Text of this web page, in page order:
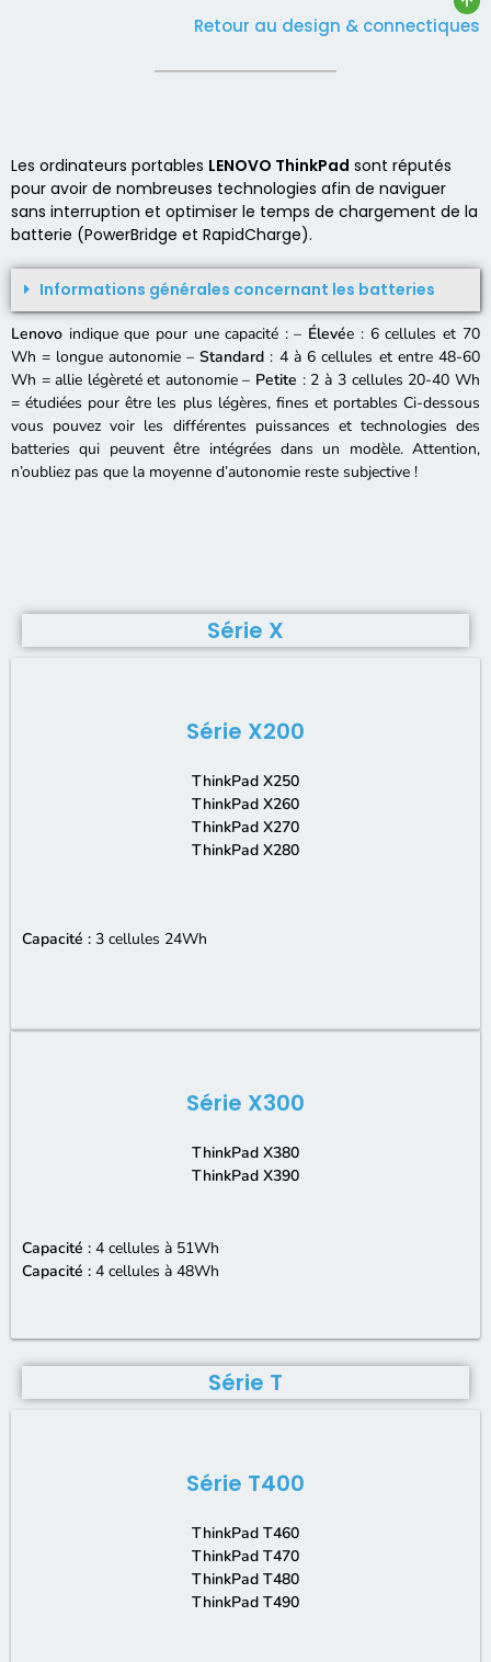
Retour au design & connectiques
Les ordinateurs portables LENOVO ThinkPad sont réputés
pour avoir de nombreuses technologies afin de naviguer
sans interruption et optimiser le temps de chargement de la
batterie (PowerBridge et RapidCharge).
Informations générales concernant les batteries
Lenovo indique que pour une capacité : – Élevée : 6 cellules et 70
Wh = longue autonomie – Standard : 4 à 6 cellules et entre 48-60
Wh = allie légèreté et autonomie – Petite : 2 à 3 cellules 20-40 Wh
= étudiées pour être les plus légères, fines et portables Ci-dessous
vous pouvez voir les différentes puissances et technologies des
batteries qui peuvent être intégrées dans un modèle. Attention,
n’oubliez pas que la moyenne d’autonomie reste subjective !
Série X
Série X200
ThinkPad X250
ThinkPad X260
ThinkPad X270
ThinkPad X280
Capacité : 3 cellules 24Wh
Série X300
ThinkPad X380
ThinkPad X390
Capacité : 4 cellules à 51Wh
Capacité : 4 cellules à 48Wh
Série T
Série T400
ThinkPad T460
ThinkPad T470
ThinkPad T480
ThinkPad T490